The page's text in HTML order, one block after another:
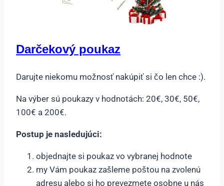
Darčekový poukaz
Darujte niekomu možnosť nakúpiť si čo len chce :).
Na výber sú poukazy v hodnotách: 20€, 30€, 50€,
100€ a 200€.
Postup je nasledujúci:
objednajte si poukaz vo vybranej hodnote
my Vám poukaz zašleme poštou na zvolenú
adresu alebo si ho prevezmete osobne u nás